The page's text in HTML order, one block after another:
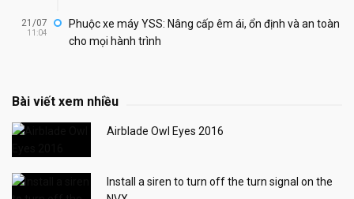
21/07
11:04
Phuộc xe máy YSS: Nâng cấp êm ái, ổn định và an toàn
cho mọi hành trình
Bài viết xem nhiều
Airblade Owl Eyes 2016
Install a siren to turn off the turn signal on the